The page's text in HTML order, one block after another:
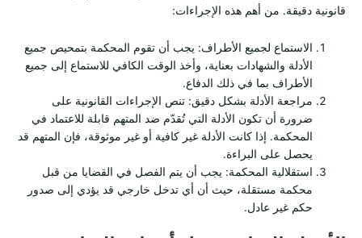
قانونية دقيقة. من أهم هذه الإجراءات:
الاستماع لجميع الأطراف: يجب أن تقوم المحكمة بتمحيص جميع
الأدلة والشهادات بعناية، وأخذ الوقت الكافي للاستماع إلى جميع
الأطراف بما في ذلك الدفاع.
مراجعة الأدلة بشكل دقيق: تنص الإجراءات القانونية على
ضرورة أن تكون الأدلة التي تُقدّم ضد المتهم قابلة للاعتماد في
المحكمة. إذا كانت الأدلة غير كافية أو غير موثوقة، فإن المتهم قد
يحصل على البراءة.
استقلالية المحكمة: يجب أن يتم الفصل في القضايا من قبل
محكمة مستقلة، حيث أن أي تدخل خارجي قد يؤدي إلى صدور
حكم غير عادل.